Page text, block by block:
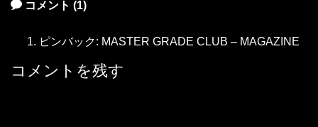
コメント (1)
ピンバック: MASTER GRADE CLUB – MAGAZINE
コメントを残す